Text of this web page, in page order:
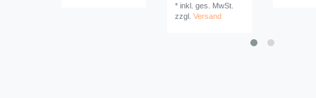
*inkl. ges. MwSt.
zzgl.Versand